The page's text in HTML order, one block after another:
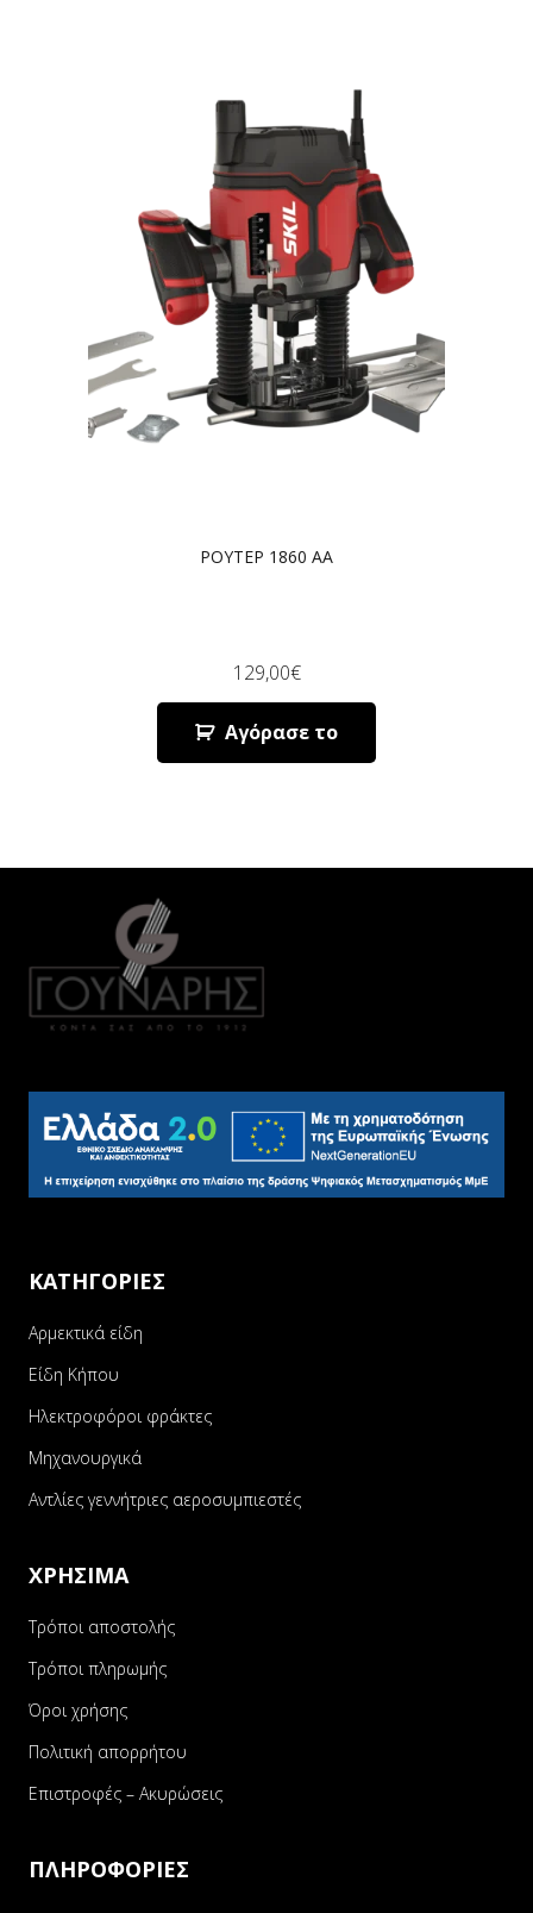
ΡΟΥΤΕΡ 1860 AA
129,00€
Αγόρασε το
ΚΑΤΗΓΟΡΙΕΣ
Αρμεκτικά είδη
Είδη Κήπου
Ηλεκτροφόροι φράκτες
Μηχανουργικά
Αντλίες γεννήτριες αεροσυμπιεστές
ΧΡΗΣΙΜΑ
Τρόποι αποστολής
Τρόποι πληρωμής
Όροι χρήσης
Πολιτική απορρήτου
Επιστροφές – Ακυρώσεις
ΠΛΗΡΟΦΟΡΙΕΣ